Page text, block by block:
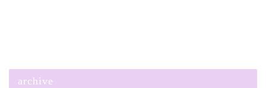
archive